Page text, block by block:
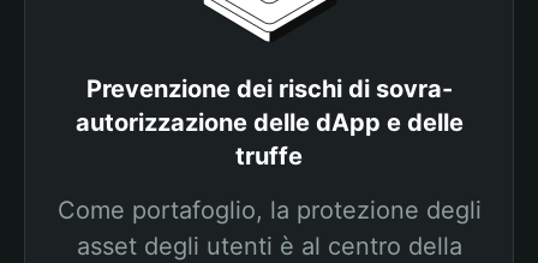
Prevenzione dei rischi di sovra-
autorizzazione delle dApp e delle
truffe
Come portafoglio, la protezione degli
asset degli utenti è al centro della